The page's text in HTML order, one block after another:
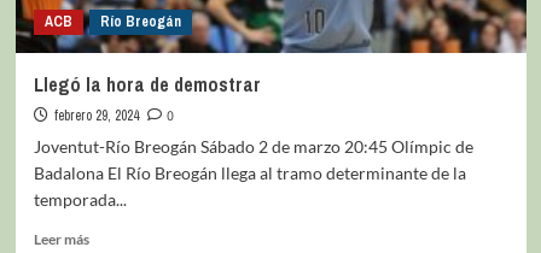
ACB Río Breogán
Llegó la hora de demostrar
febrero 29, 2024
0
Joventut-Río Breogán Sábado 2 de marzo 20:45 Olímpic de
Badalona El Río Breogán llega al tramo determinante de la
temporada...
Leer más